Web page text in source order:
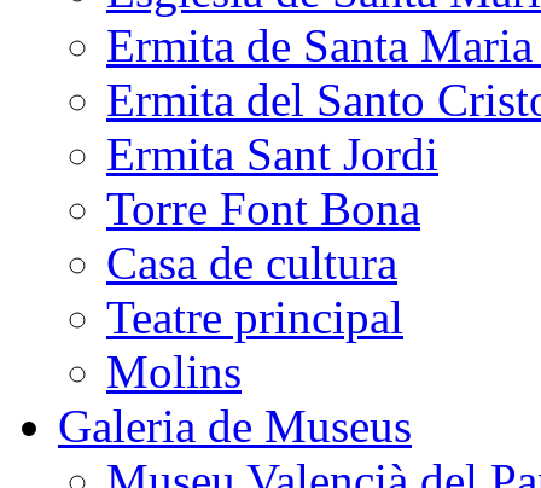
Ermita de Santa
Ermita del Santo
Ermita Sant Jordi
Torre Font Bona
Casa de cultura
Teatre principal
Molins
Galeria de Museus